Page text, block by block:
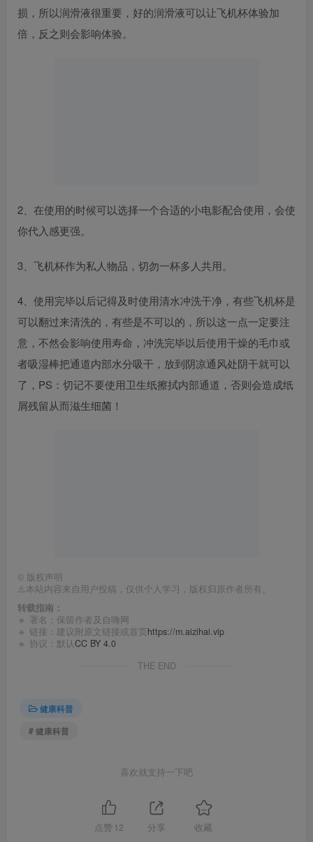
损，所以润滑液很重要，好的润滑液可以让飞机杯体验加
倍，反之则会影响体验。
2、在使用的时候可以选择一个合适的小电影配合使用，会使
你代入感更强。
3、飞机杯作为私人物品，切勿一杯多人共用。
4、使用完毕以后记得及时使用清水冲洗干净，有些飞机杯是
可以翻过来清洗的，有些是不可以的，所以这一点一定要注
意，不然会影响使用寿命，冲洗完毕以后使用干燥的毛巾或
者吸湿棒把通道内部水分吸干，放到阴凉通风处阴干就可以
了，PS：切记不要使用卫生纸擦拭内部通道，否则会造成纸
屑残留从而滋生细菌！
© 版权声明
⚠️本站内容来自用户投稿，仅供个人学习，版权归原作者所有。
转载指南：
🔹 署名：保留作者及 自嗨网
🔹 链接：建议附原文链接或首页https://m.aizihai.vip
🔹 协议：默认CC BY 4.0
THE END
健康科普
# 健康科普
喜欢就支持一下吧
点赞 12 分享 收藏